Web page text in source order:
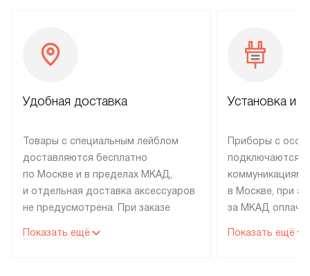
Удобная доставка
Товары с специальным лейблом
доставляются бесплатно
по Москве и в пределах МКАД,
и отдельная доставка аксессуаров
не предусмотрена. При заказе
рекомендуем обсудить
Показать ещё
Установка и
Приборы с
подключаются к
коммуникациям
в Москве, при
за МКАД
партнера
Показать ещё